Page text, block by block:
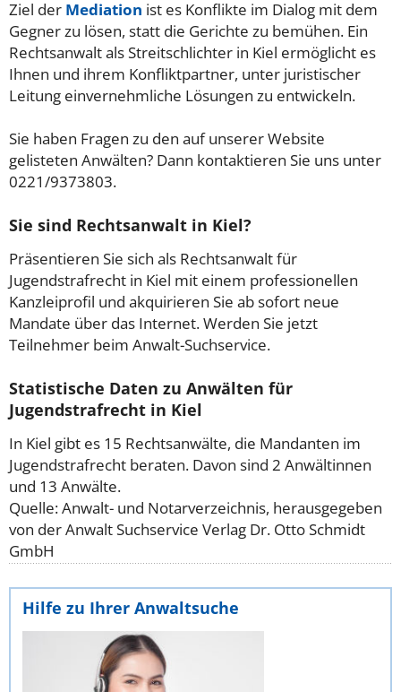
Ziel der Mediation ist es Konflikte im Dialog mit dem
Gegner zu lösen, statt die Gerichte zu bemühen. Ein
Rechtsanwalt als Streitschlichter in Kiel ermöglicht es
Ihnen und ihrem Konfliktpartner, unter juristischer
Leitung einvernehmliche Lösungen zu entwickeln.
Sie haben Fragen zu den auf unserer Website
gelisteten Anwälten? Dann kontaktieren Sie uns unter
0221/9373803.
Sie sind Rechtsanwalt in Kiel?
Präsentieren Sie sich als Rechtsanwalt für
Jugendstrafrecht in Kiel mit einem professionellen
Kanzleiprofil und akquirieren Sie ab sofort neue
Mandate über das Internet. Werden Sie jetzt
Teilnehmer beim Anwalt-Suchservice.
Statistische Daten zu Anwälten für
Jugendstrafrecht in Kiel
In Kiel gibt es 15 Rechtsanwälte, die Mandanten im
Jugendstrafrecht beraten. Davon sind 2 Anwältinnen
und 13 Anwälte.
Quelle: Anwalt- und Notarverzeichnis, herausgegeben
von der Anwalt Suchservice Verlag Dr. Otto Schmidt
GmbH
Hilfe zu Ihrer Anwaltsuche